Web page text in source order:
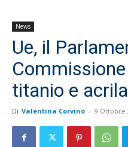
News
Ue, il
titanio e
Di Valentina Corvino - 9 Ottobre